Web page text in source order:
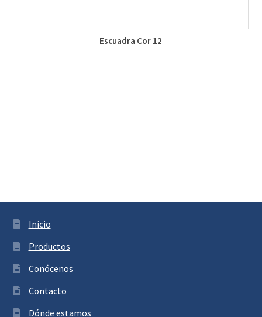
Escuadra Cor 12
Inicio
Productos
Conócenos
Contacto
Dónde estamos